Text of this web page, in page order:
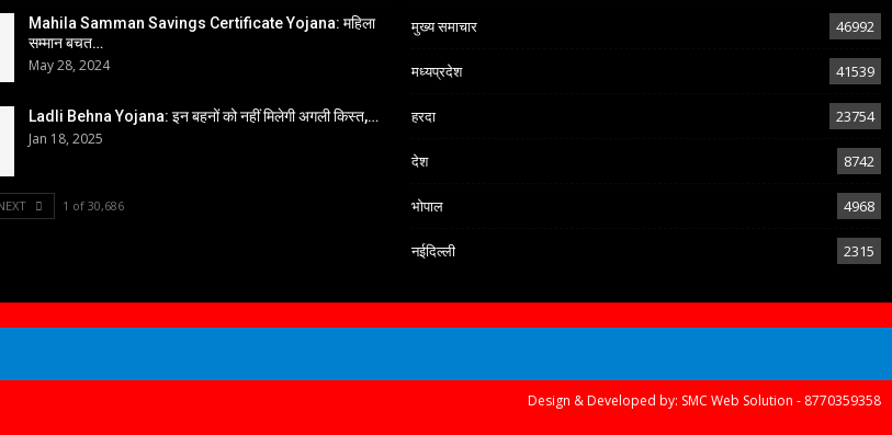
Mahila Samman Savings Certificate Yojana: महिला
सम्मान बचत…
May 28, 2024
Ladli Behna Yojana: इन बहनों को नहीं मिलेगी अगली किस्त,…
Jan 18, 2025
1 of 30,686
मुख्य समाचार 46992
मध्यप्रदेश 41539
हरदा 23754
देश 8742
भोपाल 4968
नईदिल्ली 2315
Design & Developed by: SMC Web Solution - 8770359358